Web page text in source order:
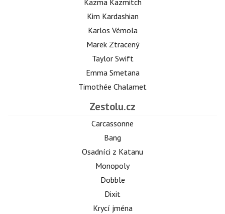
Kazma Kazmitch
Kim Kardashian
Karlos Vémola
Marek Ztracený
Taylor Swift
Emma Smetana
Timothée Chalamet
Zestolu.cz
Carcassonne
Bang
Osadníci z Katanu
Monopoly
Dobble
Dixit
Krycí jména